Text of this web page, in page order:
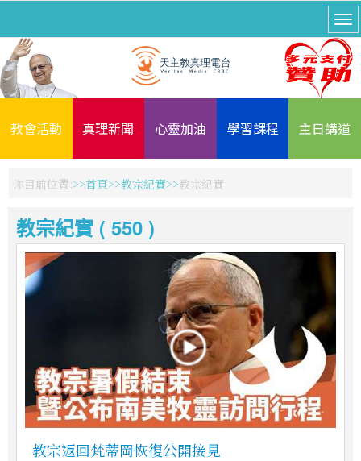
教會活動 真理新聞 心靈加油 學習課程 主日講道
你目前位置: 首頁 教宗紀實 教宗紀實
教宗紀實 ( 550 )
教宗返回梵蒂岡恢復公開接見